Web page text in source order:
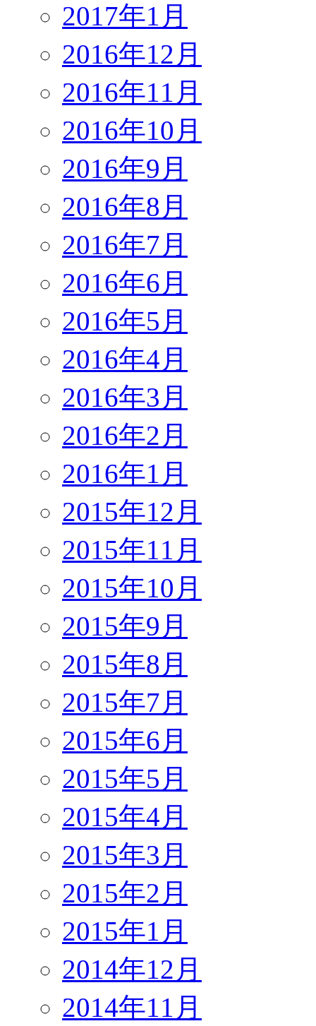
2017年1月
2016年12月
2016年11月
2016年10月
2016年9月
2016年8月
2016年7月
2016年6月
2016年5月
2016年4月
2016年3月
2016年2月
2016年1月
2015年12月
2015年11月
2015年10月
2015年9月
2015年8月
2015年7月
2015年6月
2015年5月
2015年4月
2015年3月
2015年2月
2015年1月
2014年12月
2014年11月